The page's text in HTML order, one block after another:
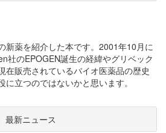
新薬を紹介した本です。2001年10月に
社のEPOGEN誕生の経緯やグリベック
在販売されているバイオ医薬品の歴史
立つのではないかと思います。
最新ニュース